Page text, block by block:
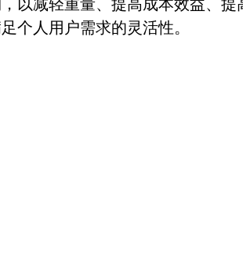
以减轻重量、提高成本效益、提
个人用户需求的灵活性。